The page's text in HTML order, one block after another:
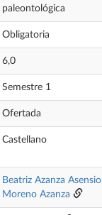
paleontológica
Obligatoria
6,0
Semestre 1
Ofertada
Castellano
Beatriz Azanza Asensio
Moreno Azanza